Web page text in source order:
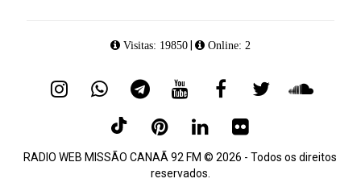
Visitas: 19850| Online: 2
RADIO WEB MISSÃO CANAÃ 92 FM © 2026 - Todos os direitos
reservados.